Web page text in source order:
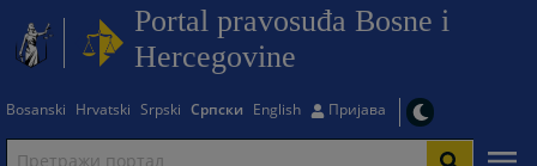
Portal pravosuđa Bosne i
Hercegovine
Bosanski Hrvatski Srpski Српски English Пријава